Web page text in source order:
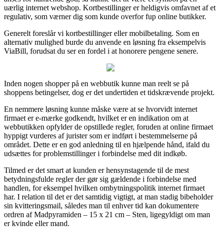
uærlig internet webshop. Kortbestillinger er heldigvis omfavnet af et
regulativ, som værner dig som kunde overfor fup online butikker.
Generelt foreslår vi kortbestillinger eller mobilbetaling. Som en
alternativ mulighed burde du anvende en løsning fra eksempelvis
ViaBill, forudsat du ser en fordel i at honorere pengene senere.
Inden nogen shopper på en webbutik kunne man reelt se på
shoppens betingelser, dog er det undertiden et tidskrævende projekt.
En nemmere løsning kunne måske være at se hvorvidt internet
firmaet er e-mærke godkendt, hvilket er en indikation om at
webbutikken opfylder de opstillede regler, foruden at online firmaet
hyppigt vurderes af jurister som er indført i bestemmelserne på
området. Dette er en god anledning til en hjælpende hånd, ifald du
udsættes for problemstillinger i forbindelse med dit indkøb.
Tilmed er det smart at kunden er hensynstagende til de mest
betydningsfulde regler der gør sig gældende i forbindelse med
handlen, for eksempel hvilken ombytningspolitik internet firmaet
har. I relation til det er det samtidig vigtigt, at man stadig bibeholder
sin kvitteringsmail, således man til enhver tid kan dokumentere
ordren af Madpyramiden – 15 x 21 cm – Sten, ligegyldigt om man
er kvinde eller mand.